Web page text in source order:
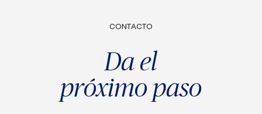
CONTACTO
Da el
próximo paso